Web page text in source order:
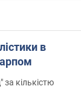
в
за кількістю